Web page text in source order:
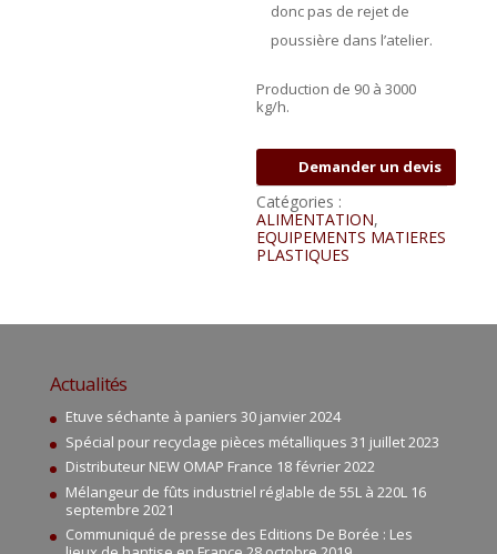
donc pas de rejet de
poussière dans l’atelier.
Production de 90 à 3000
kg/h.
Demander un devis
Catégories :
ALIMENTATION,
EQUIPEMENTS MATIERES
PLASTIQUES
Actualités
Etuve séchante à paniers 30 janvier 2024
Spécial pour recyclage pièces métalliques 31 juillet 2023
Distributeur NEW OMAP France 18 février 2022
Mélangeur de fûts industriel réglable de 55L à 220L 16
septembre 2021
Communiqué de presse des Editions De Borée : Les